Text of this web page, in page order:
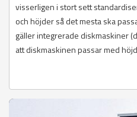
visserligen i stort sett
och höjder så det mesta ska
gäller integrerade diskmaskiner
att diskmaskinen passar med